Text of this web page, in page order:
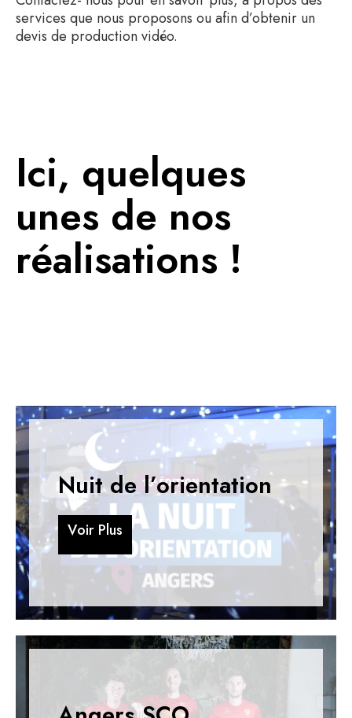
services que nous proposons ou afin d’obtenir un
devis de production vidéo.
Ici, quelques
unes de nos
réalisations !
Nuit de l’orientation
Voir Plus
Voir Plus